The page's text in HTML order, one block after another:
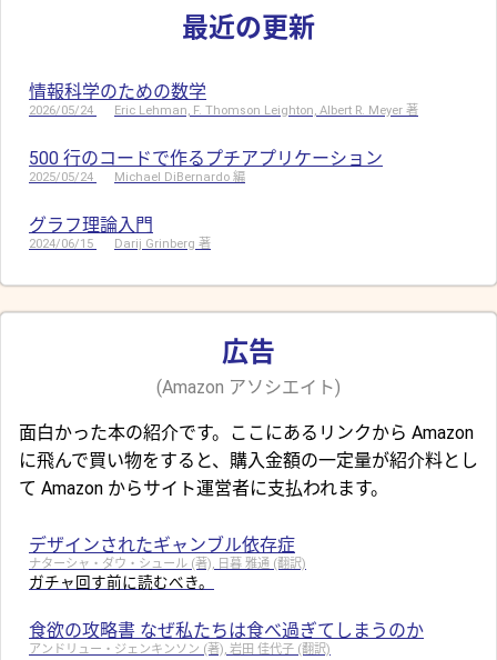
最近の更新
情報科学のための数学
2026/05/24 Eric Lehman, F. Thomson Leighton, Albert R. Meyer 著
500 行のコードで作るプチアプリケーション
2025/05/24 Michael DiBernardo 編
グラフ理論入門
2024/06/15 Darij Grinberg 著
広告
(Amazon アソシエイト)
面白かった本の紹介です。ここにあるリンクから Amazon
に飛んで買い物をすると、購入金額の一定量が紹介料とし
て Amazon からサイト運営者に支払われます。
デザインされたギャンブル依存症
ナターシャ・ダウ・シュール (著), 日暮 雅通 (翻訳)
ガチャ回す前に読むべき。
食欲の攻略書 なぜ私たちは食べ過ぎてしまうのか
アンドリュー・ジェンキンソン (著), 岩田 佳代子 (翻訳)